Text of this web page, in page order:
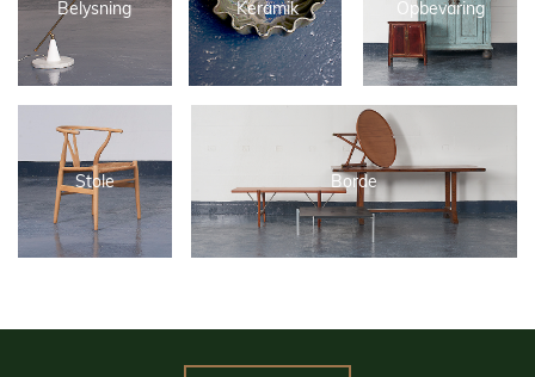
Belysning Keramik Opbevaring
Stole Borde